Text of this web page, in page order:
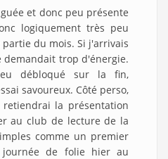
et donc peu présente
logiquement très peu
du mois. Si j'arrivais
trop d'énergie.
débloqué sur la fin,
savoureux. Côté perso,
la présentation
au club de lecture de la
comme un premier
de folie hier au